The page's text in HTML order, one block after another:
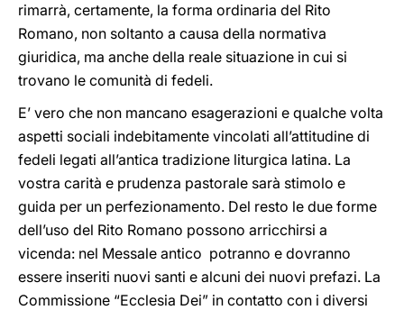
rimarrà, certamente, la forma ordinaria del Rito
Romano, non soltanto a causa della normativa
giuridica, ma anche della reale situazione in cui si
trovano le comunità di fedeli.
E’ vero che non mancano esagerazioni e qualche volta
aspetti sociali indebitamente vincolati all’attitudine di
fedeli legati all’antica tradizione liturgica latina. La
vostra carità e prudenza pastorale sarà stimolo e
guida per un perfezionamento. Del resto le due forme
dell’uso del Rito Romano possono arricchirsi a
vicenda: nel Messale antico potranno e dovranno
essere inseriti nuovi santi e alcuni dei nuovi prefazi. La
Commissione “Ecclesia Dei” in contatto con i diversi